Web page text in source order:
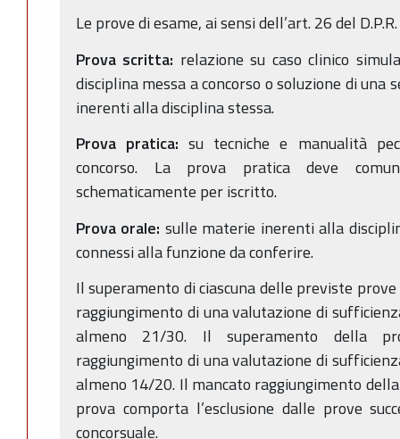
Le prove di esame, ai sensi dell’art. 26 del
Prova scritta: relazione su caso clinico
disciplina messa a concorso o soluzione di
inerenti alla disciplina stessa.
Prova pratica: su tecniche e manualità
concorso. La prova pratica deve
schematicamente per iscritto.
Prova orale: sulle materie inerenti alla
connessi alla funzione da conferire.
Il superamento di ciascuna delle previste
raggiungimento di una valutazione di
almeno 21/30. Il superamento della
raggiungimento di una valutazione di
almeno 14/20. Il mancato raggiungimento
prova comporta l’esclusione dalle prove
concorsuale.